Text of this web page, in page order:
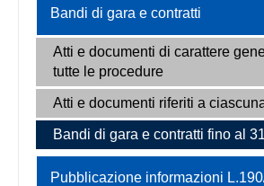
Bandi di gara e contratti
Atti e documenti di carattere
tutte le procedure
Atti e documenti riferiti a
Bandi di gara e contratti fino al
Pubblicazione informazioni